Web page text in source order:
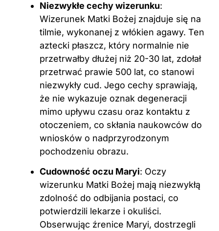
Niezwykłe cechy wizerunku:
Wizerunek Matki Bożej znajduje się na
tilmie, wykonanej z włókien agawy. Ten
aztecki płaszcz, który normalnie nie
przetrwałby dłużej niż 20-30 lat, zdołał
przetrwać prawie 500 lat, co stanowi
niezwykły cud. Jego cechy sprawiają,
że nie wykazuje oznak degeneracji
mimo upływu czasu oraz kontaktu z
otoczeniem, co skłania naukowców do
wniosków o nadprzyrodzonym
pochodzeniu obrazu.
Cudowność oczu Maryi: Oczy
wizerunku Matki Bożej mają niezwykłą
zdolność do odbijania postaci, co
potwierdzili lekarze i okuliści.
Obserwując źrenice Maryi, dostrzegli